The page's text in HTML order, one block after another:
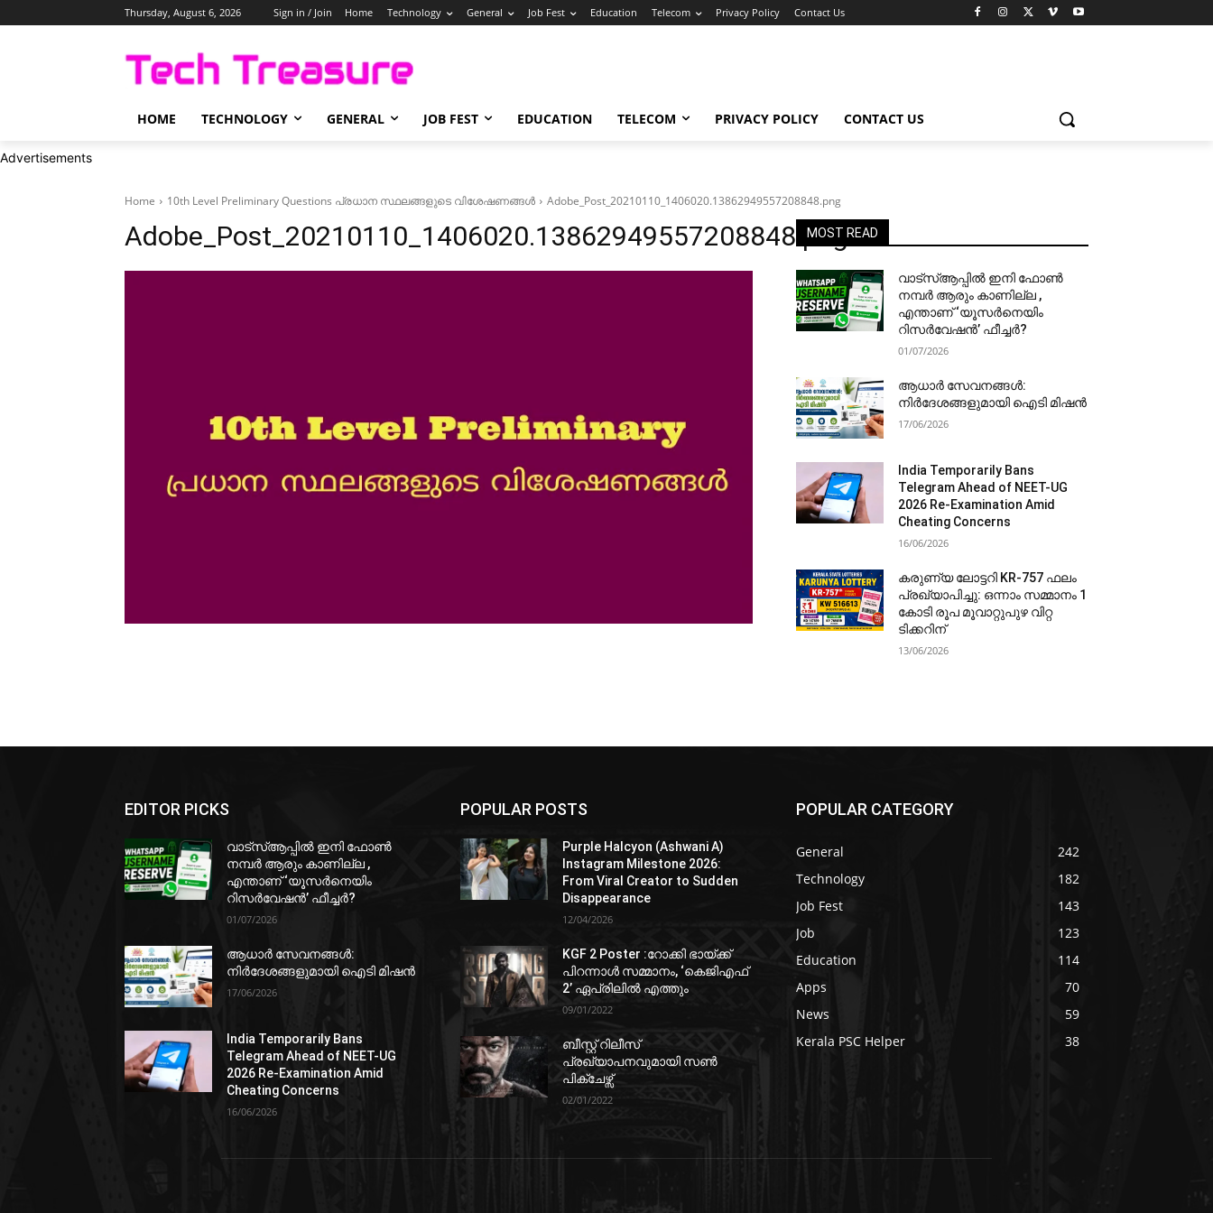
Thursday, August 6, 2026 Sign in / Join Home Technology General Job Fest Education Telecom Privacy Policy Contact Us
HOME TECHNOLOGY GENERAL JOB FEST EDUCATION TELECOM PRIVACY POLICY CONTACT US
Advertisements
Home 10th Level Preliminary Questions പ്രധാന സ്ഥലങ്ങളുടെ വിശേഷണങ്ങൾ Adobe_Post_20210110_1406020.13862949557208848.png
Adobe_Post_20210110_1406020.13862949557208848.png
MOST READ
വാട്‌സ്ആപ്പിൽ ഇനി ഫോൺ
നമ്പർ ആരും കാണില്ല ,
എന്താണ് ‘യൂസർനെയിം
റിസർവേഷൻ’ ഫീച്ചർ?
01/07/2026
ആധാർ സേവനങ്ങൾ:
നിർദേശങ്ങളുമായി ഐടി മിഷൻ
17/06/2026
India Temporarily Bans
Telegram Ahead of NEET-UG
2026 Re-Examination Amid
Cheating Concerns
16/06/2026
കരുണ്യ ലോട്ടറി KR-757 ഫലം
പ്രഖ്യാപിച്ചു: ഒന്നാം സമ്മാനം 1
കോടി രൂപ മൂവാറ്റുപുഴ വിറ്റ
ടിക്കറിന്
13/06/2026
EDITOR PICKS
വാട്‌സ്ആപ്പിൽ ഇനി ഫോൺ
നമ്പർ ആരും കാണില്ല ,
എന്താണ് ‘യൂസർനെയിം
റിസർവേഷൻ’ ഫീച്ചർ?
01/07/2026
ആധാർ സേവനങ്ങൾ:
നിർദേശങ്ങളുമായി ഐടി മിഷൻ
17/06/2026
India Temporarily Bans
Telegram Ahead of NEET-UG
2026 Re-Examination Amid
Cheating Concerns
16/06/2026
POPULAR POSTS
Purple Halcyon (Ashwani A)
Instagram Milestone 2026:
From Viral Creator to Sudden
Disappearance
12/04/2026
KGF 2 Poster :റോക്കി ഭായ്ക്ക്
പിറന്നാൾ സമ്മാനം, ‘കെജിഎഫ്
2’ ഏപ്രിലിൽ എത്തും
09/01/2022
ബീസ്റ്റ് റിലീസ്
പ്രഖ്യാപനവുമായി സണ്‍
പിക്ചേഴ്സ്
02/01/2022
POPULAR CATEGORY
General
242
Technology
182
Job Fest
143
Job
123
Education
114
Apps
70
News
59
Kerala PSC Helper
38